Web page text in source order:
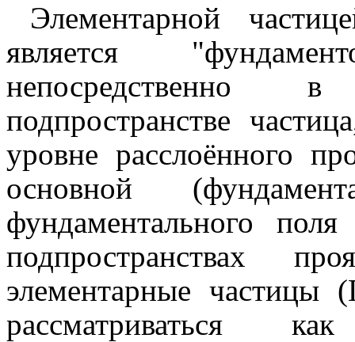
Элементарной
является
непосредственно
подпространстве
уровне расслоённого
основной
фундаментального
подпространствах
элементарные
рассматриваться